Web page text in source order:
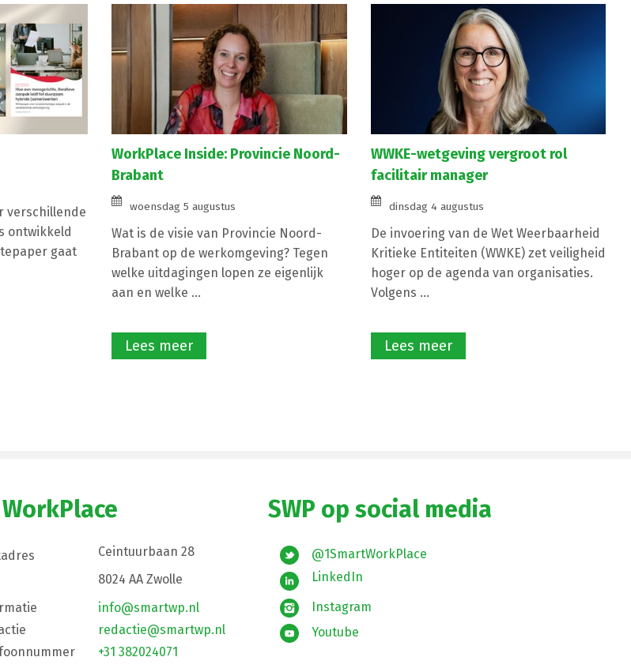
verschillende
ontwikkeld
gaat
WorkPlace Inside: Provincie Noord-
Brabant
woensdag 5 augustus
Wat is de visie van Provincie Noord-
Brabant op de werkomgeving? Tegen
welke uitdagingen lopen ze eigenlijk
aan en welke ...
Lees meer
WWKE-wetgeving vergroot rol
facilitair manager
dinsdag 4 augustus
De invoering van de Wet Weerbaarheid
Kritieke Entiteiten (WWKE) zet veiligheid
hoger op de agenda van organisaties.
Volgens ...
Lees meer
Ceintuurbaan 28
8024 AA Zwolle
info@smartwp.nl
redactie@smartwp.nl
+31 382024071
SWP op social media
@1SmartWorkPlace
LinkedIn
Instagram
Youtube